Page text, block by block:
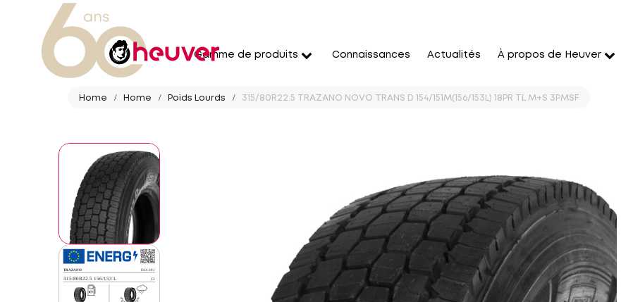
Gamme de produits Connaissances Actualités À propos de Heuver
Home Home Poids Lourds 315/80R22.5 TRAZANO NOVO TRANS D 154/151M(156/153L) 18PR TL M+S 3PMSF